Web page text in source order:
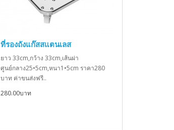
ที่รองถังแก๊สสแตนเลส
ยาว 33cm,กว้าง 33cm,เส้นผ่า
ศูนย์กลาง25•5cm,หนา1•5cm ราคา280
บาท ค่าขนส่งฟรี..
280.00บาท